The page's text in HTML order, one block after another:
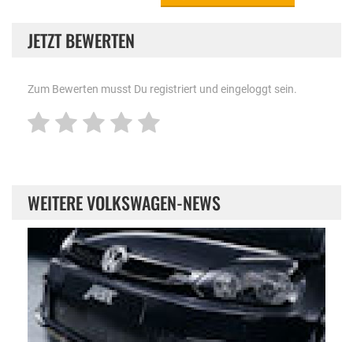
JETZT BEWERTEN
Zum Bewerten musst Du registriert und eingeloggt sein.
WEITERE VOLKSWAGEN-NEWS